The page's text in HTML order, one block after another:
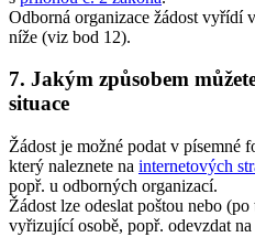
Odborná organizace žádost vyřídí
níže (viz bod 12).
7. Jakým způsobem
situace
Žádost je možné podat v písemné
který naleznete na internetových
popř. u odborných organizací.
Žádost lze odeslat poštou nebo
vyřizující osobě, popř. odevzdat